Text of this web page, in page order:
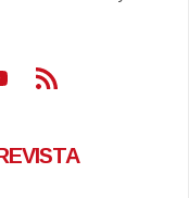
Feed RSS